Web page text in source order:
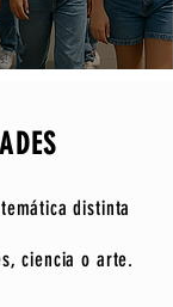
distinta
ciencia o arte.